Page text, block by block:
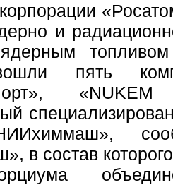
и
вошли пять
в состав